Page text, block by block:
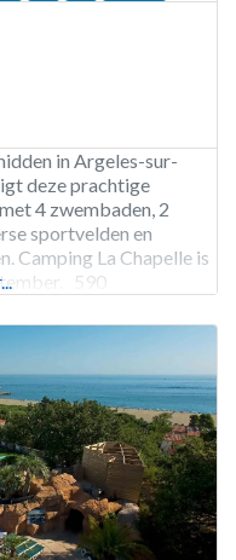
in Argeles-sur-
deze prachtige
4 zwembaden, 2
sportvelden en
Camping La Chapelle is
590